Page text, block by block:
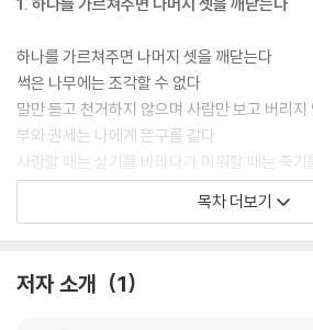
의 동력이라는 것을 정확하게 파악하고 있었던
그래서 그는 정치활동을 통해 천하를 바로 잡고
많은 대화를 나누었으며 끝없는 유랑을 했던 것
혹독하게 비판받은 것은 문화대혁명 때였다.
홍위병들은 공자의 무덤을 파헤쳐 공자가 확실
년 후에 모택동의 후계자 임표와 함께 끌려나와
도, 죽여도 더욱 화려하게 부활했다.
하나를 가르쳐주면 나머지 셋을 깨닫는다
썩은 나무에는 조각할 수 없다
말만 듣고 천거하지 않으며 사람만 보고 버리지
부와 권세는 나에게 뜬구름 같다
사랑할 때는 살기를 바라다가 미워할 때는 죽기
나는 매일 세 번씩 반성한다
위태로운 나라에는 들어가 살지 않는다
어리석음은 아무도 따르지 않는다
목차 더보기
저자 소개 1